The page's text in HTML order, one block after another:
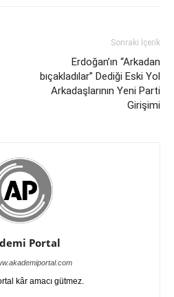
Sonraki İçerik
Erdoğan’ın “Arkadan
bıçakladılar” Dediği Eski Yol
Arkadaşlarının Yeni Parti
Girişimi
Portal
kâr amacı gütmez.